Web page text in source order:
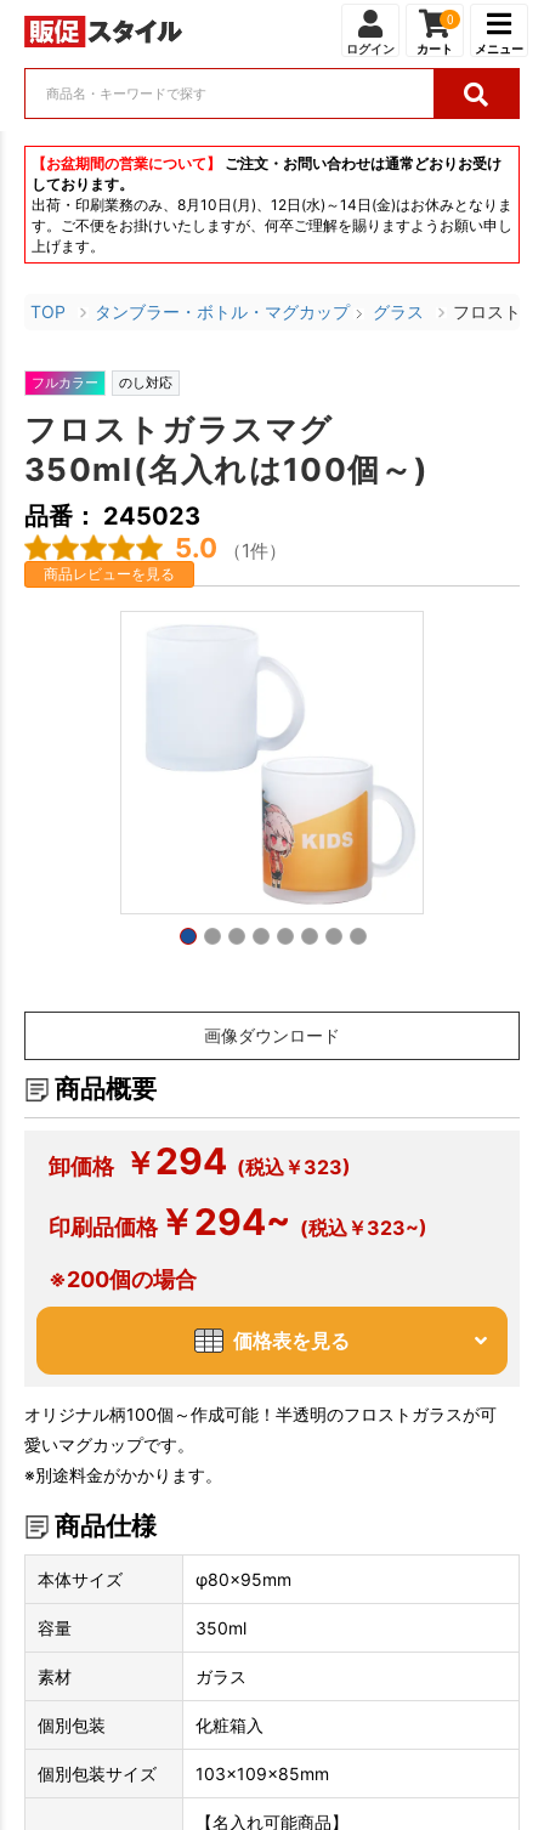
ログイン
0
カート メニュー
【お盆期間の営業について】
ご注文・お問い合わせは通常どおりお受け
しております。
出荷・印刷業務のみ、8月10日(月)、12日(水)～14日(金)はお休みとなりま
す。ご不便をお掛けいたしますが、何卒ご理解を賜りますようお願い申し
上げます。
TOP タンブラー・ボトル・マグカップ グラス フロスト
フルカラー のし対応
フロストガラスマグ
350ml(名入れは100個～)
品番： 245023
5.0 （1件）
商品レビューを見る
画像ダウンロード
商品概要
卸価格 ￥294 (税込￥323)
印刷品価格￥294~ (税込￥323~)
※200個の場合
価格表を見る
オリジナル柄100個～作成可能！半透明のフロストガラスが可
愛いマグカップです。
※別途料金がかかります。
商品仕様
本体サイズ φ80×95mm
容量 350ml
素材 ガラス
個別包装 化粧箱入
個別包装サイズ 103×109×85mm
【名入れ可能商品】